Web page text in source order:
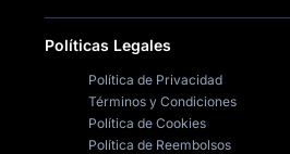
Políticas Legales
Política de Privacidad
Términos y Condiciones
Política de Cookies
Política de Reembolsos